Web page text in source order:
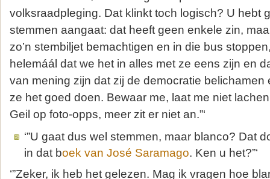
volksraadpleging. Dat klinkt toch logisch? U hebt
stemmen aangaat: dat heeft geen enkele zin,
zo’n stembiljet bemachtigen en in die bus
helemáál dat we het in alles met ze eens zijn en
van mening zijn dat zij de democratie belichamen
ze het goed doen. Bewaar me, laat me niet
Geil op foto-opps, meer zit er niet an.”‘
‘”U gaat dus wel stemmen, maar blanco? Dat
in dat boek van José Saramago. Ken u het?”‘
‘”Zeker, ik heb het gelezen. Mag ik vragen hoe